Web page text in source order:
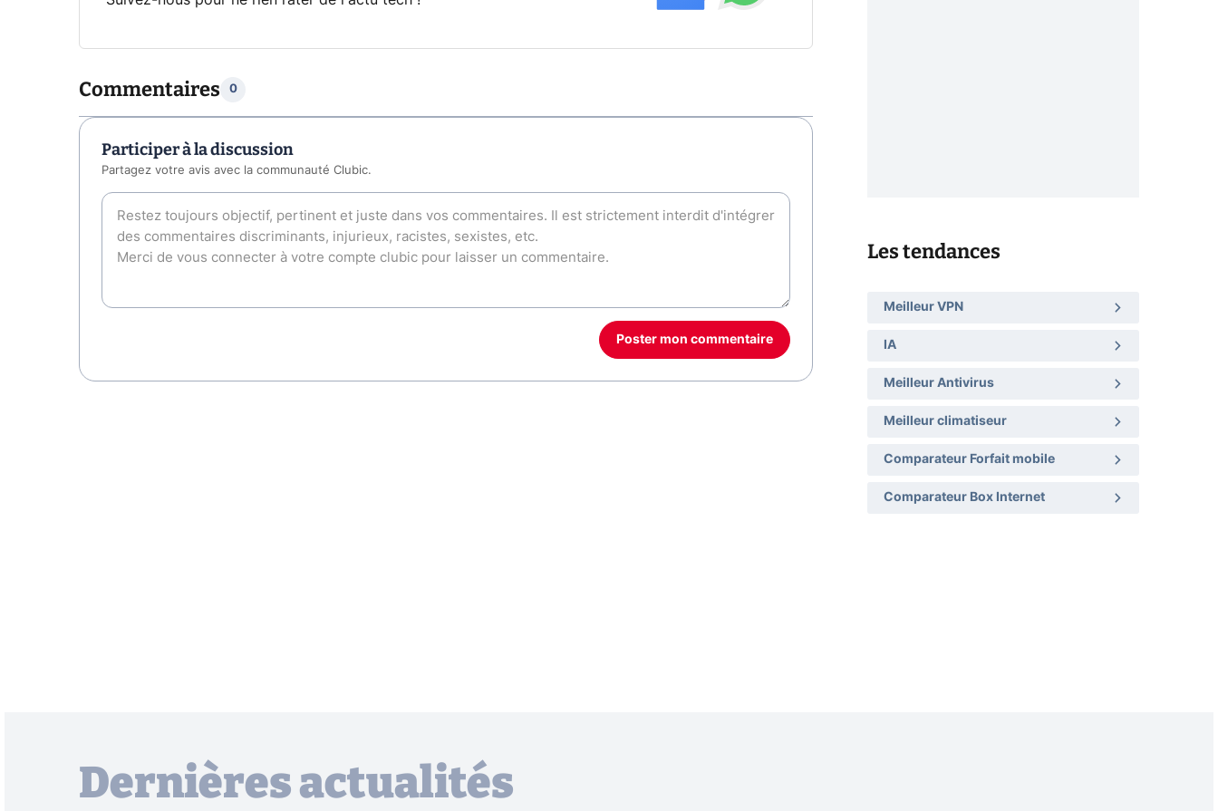
Commentaires 0
Participer à la discussion
Partagez votre avis avec la communauté Clubic.
Poster mon commentaire
Les tendances
Meilleur VPN
IA
Meilleur Antivirus
Meilleur climatiseur
Comparateur Forfait mobile
Comparateur Box Internet
Dernières actualités